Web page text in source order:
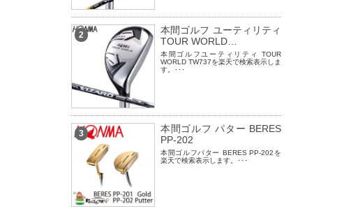
2
本間ゴルフ ユーティリティ
TOUR WORLD…
本間ゴルフユーティリティ TOUR
WORLD TW737を楽天で検索表示しま
す。･･･
3
本間ゴルフ パター BERES
PP-202
本間ゴルフパター BERES PP-202を
楽天で検索表示します。･･･